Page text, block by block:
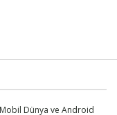
Dünya ve Android